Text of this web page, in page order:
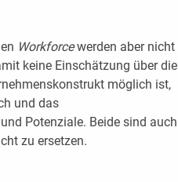
Workforcewerden aber nicht
keine Einschätzung über die
möglich ist,
und das
Potenziale. Beide sind auch
zu ersetzen.